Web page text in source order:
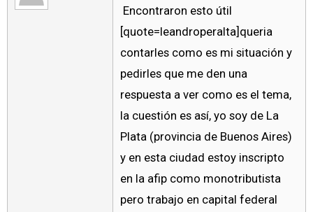
Encontraron esto útil
[quote=leandroperalta]queria
contarles como es mi situación y
pedirles que me den una
respuesta a ver como es el tema,
la cuestión es así, yo soy de La
Plata (provincia de Buenos Aires)
y en esta ciudad estoy inscripto
en la afip como monotributista
pero trabajo en capital federal